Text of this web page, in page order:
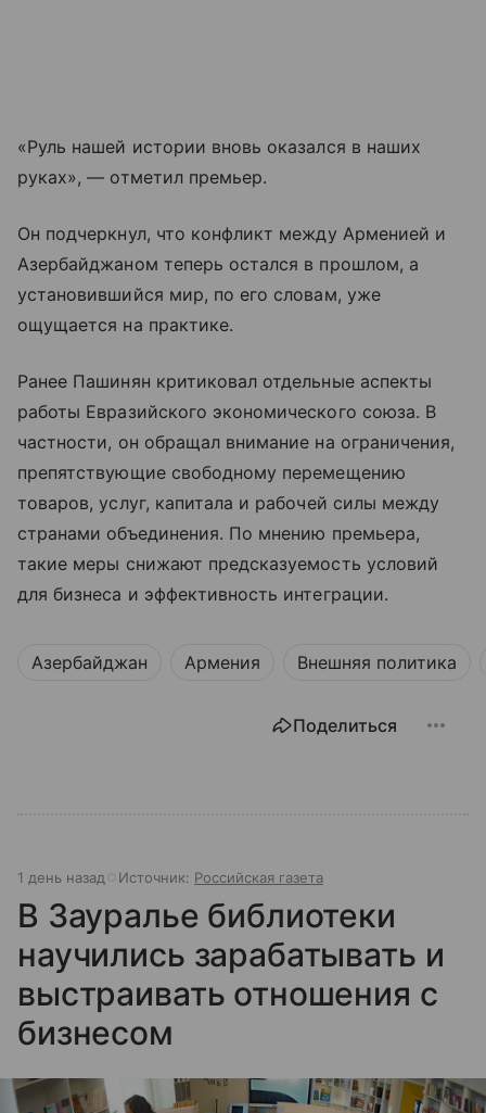
«Руль нашей истории вновь оказался в наших
руках», — отметил премьер.
Он подчеркнул, что конфликт между Арменией и
Азербайджаном теперь остался в прошлом, а
установившийся мир, по его словам, уже
ощущается на практике.
Ранее Пашинян критиковал отдельные аспекты
работы Евразийского экономического союза. В
частности, он обращал внимание на ограничения,
препятствующие свободному перемещению
товаров, услуг, капитала и рабочей силы между
странами объединения. По мнению премьера,
такие меры снижают предсказуемость условий
для бизнеса и эффективность интеграции.
Азербайджан Армения Внешняя политика
Поделиться
1 день назад Источник: Российская газета
В Зауралье библиотеки
научились зарабатывать и
выстраивать отношения с
бизнесом